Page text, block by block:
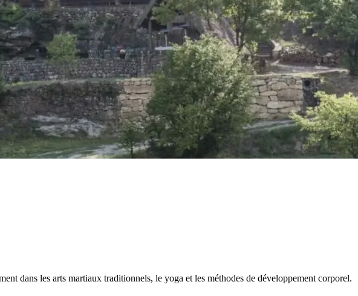
dans les arts martiaux traditionnels, le yoga et les méthodes de développement corporel.